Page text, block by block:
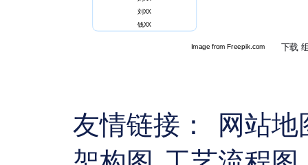
友情链接：
网站